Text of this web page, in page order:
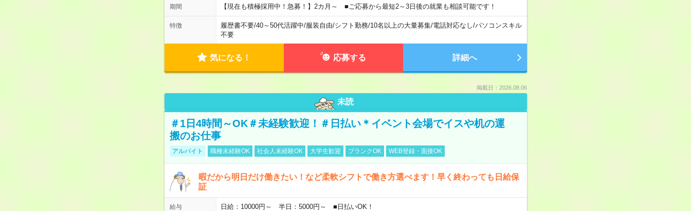
期間 【現在も積極採用中！急募！】2カ月～ ■ご応募から最短2～3日後の就業も相談可能です！
特徴 履歴書不要/40～50代活躍中/服装自由/シフト勤務/10名以上の大量募集/電話対応なし/パソコンスキル
不要
気になる！ 応募する 詳細へ
掲載日：2026.08.06
未読
＃1日4時間～OK＃未経験歓迎！＃日払い＊イベント会場でイスや机の運
搬のお仕事
アルバイト 職種未経験OK 社会人未経験OK 大学生歓迎 ブランクOK WEB登録・面接OK
暇だから明日だけ働きたい！など柔軟シフトで働き方選べます！早く終わっても日給保
証
給与 日給：10000円～ 半日：5000円～ ■日払いOK！